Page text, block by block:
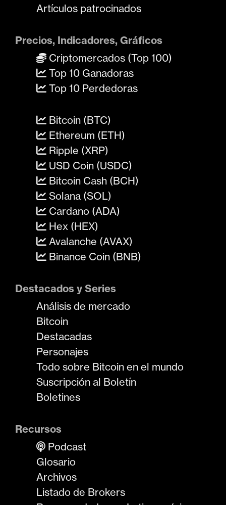
Artículos patrocinados
Precios, Indicadores, Gráficos
Criptomercados (Top 100)
Top 10 Ganadoras
Top 10 Perdedoras
Bitcoin (BTC)
Ethereum (ETH)
Ripple (XRP)
USD Coin (USDC)
Bitcoin Cash (BCH)
Solana (SOL)
Cardano (ADA)
Hex (HEX)
Avalanche (AVAX)
Binance Coin (BNB)
Destacados y Series
Análisis de mercado
Bitcoin
Destacadas
Personajes
Todo sobre Bitcoin en el mundo
Suscripción al Boletín
Boletines
Recursos
Podcast
Glosario
Archivos
Listado de Brokers